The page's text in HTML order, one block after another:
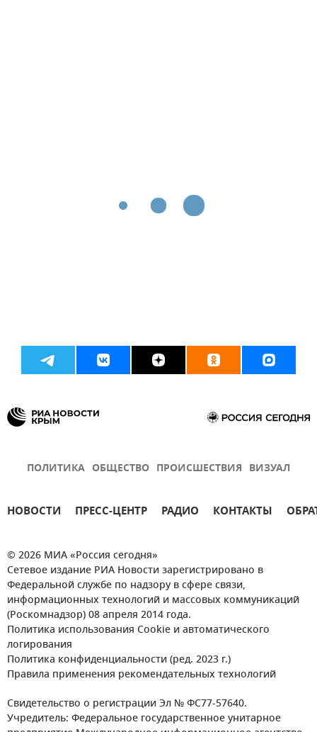
ПОЛИТИКА ОБЩЕСТВО ПРОИСШЕСТВИЯ ВИЗУАЛ
НОВОСТИ ПРЕСС-ЦЕНТР РАДИО КОНТАКТЫ
© 2026 МИА «Россия сегодня»
Сетевое издание РИА Новости зарегистрировано в
Федеральной службе по надзору в сфере связи,
информационных технологий и массовых коммуникаций
(Роскомнадзор) 08 апреля 2014 года.
Политика использования Cookie и автоматического
логирования
Политика конфиденциальности (ред. 2023 г.)
Правила применения рекомендательных технологий
Свидетельство о регистрации Эл № ФС77-57640.
Учредитель: Федеральное государственное унитарное